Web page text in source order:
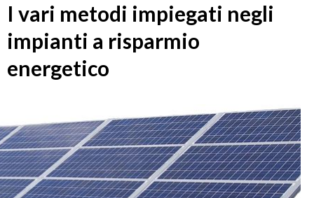
I vari metodi impiegati negli
impianti a risparmio
energetico